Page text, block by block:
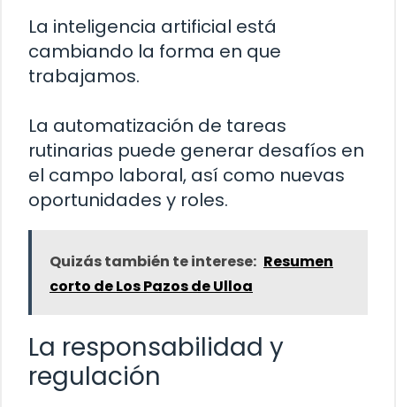
La inteligencia artificial está
cambiando la forma en que
trabajamos.
La automatización de tareas
rutinarias puede generar desafíos en
el campo laboral, así como nuevas
oportunidades y roles.
Quizás también te interese: Resumen
corto de Los Pazos de Ulloa
La responsabilidad y
regulación